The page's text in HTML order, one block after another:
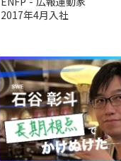
2017年4月入社